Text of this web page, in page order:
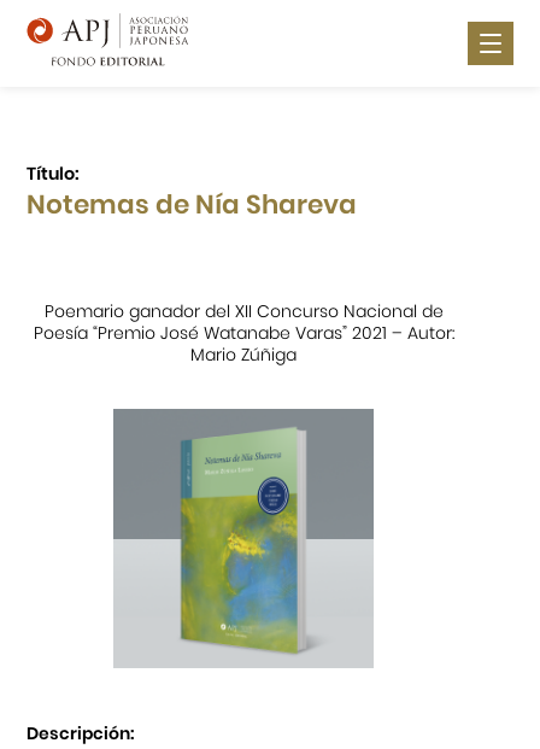
Noticias
Publica con nosotros
Catálogo
Título:
Notemas de Nía Shareva
Poemario ganador del XII Concurso Nacional de
Poesía “Premio José Watanabe Varas” 2021 – Autor:
Mario Zúñiga
Descripción: